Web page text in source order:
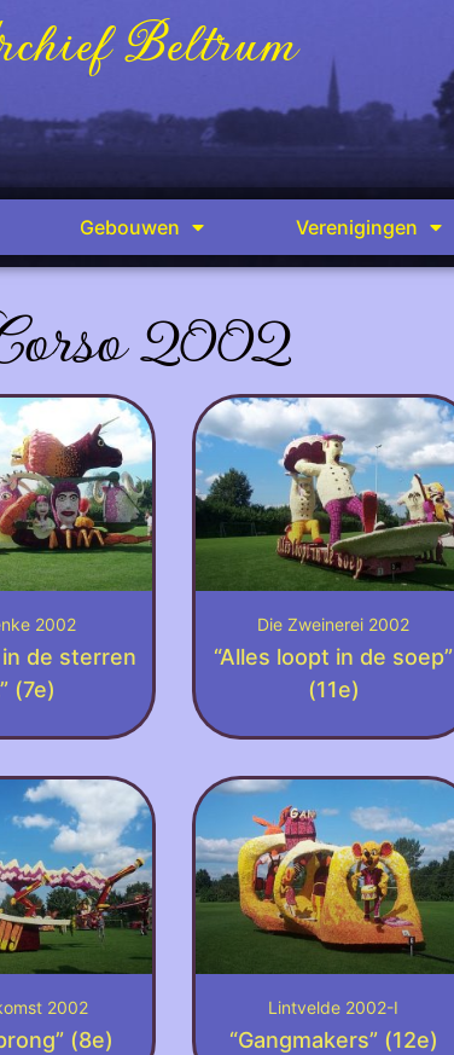
Beltrum
Gebouwen Verenigingen
2002
2002
de sterren
(7e)
Die Zweinerei 2002
“Alles loopt in de soep”
(11e)
2002
(8e)
Lintvelde 2002-I
“Gangmakers” (12e)